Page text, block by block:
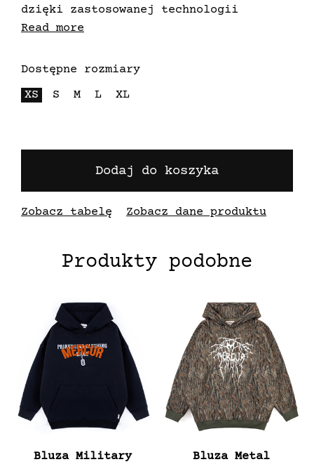
dzięki zastosowanej technologii
przyczyniają się do zalesiania planety
już po 48h w wodzie zaczynają
kiełkować by zaraz potem móc wylądować
w glebie
Read more
Dostępne rozmiary
XS
S M L XL
Dodaj do koszyka
Zobacz tabelę Zobacz dane produktu
Produkty podobne
Bluza Military Bluza Metal